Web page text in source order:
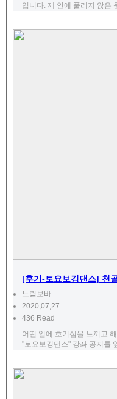
입니다. 제 안에 풀리지 않은
[후기-토요보깅댄스] 천
느림보바
2020,07,27
436 Read
어떤 일에 호기심을 느끼고
"토요보깅댄스" 강좌 공지를